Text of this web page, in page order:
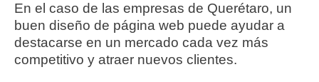
En el caso de las empresas de Querétaro, un
buen diseño de página web puede ayudar a
destacarse en un mercado cada vez más
competitivo y atraer nuevos clientes.